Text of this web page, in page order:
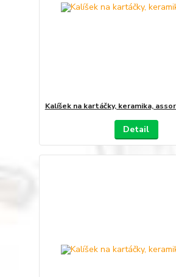
Kalíšek na kartáčky, keramika,
Detail